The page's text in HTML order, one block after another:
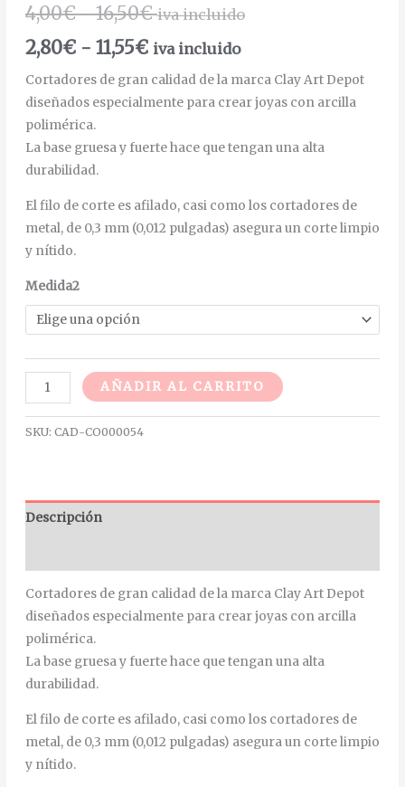
4,00€-16,50€ iva incluido
2,80€ - 11,55€ iva incluido
Cortadores de gran calidad de la marca Clay Art Depot
diseñados especialmente para crear joyas con arcilla
polimérica.
La base gruesa y fuerte hace que tengan una alta
durabilidad.
El filo de corte es afilado, casi como los cortadores de
metal, de 0,3 mm (0,012 pulgadas) asegura un corte limpio
y nítido.
Medida2
AÑADIR AL CARRITO
SKU: CAD-CO000054
Descripción
Cortadores de gran calidad de la marca Clay Art Depot
diseñados especialmente para crear joyas con arcilla
polimérica.
La base gruesa y fuerte hace que tengan una alta
durabilidad.
El filo de corte es afilado, casi como los cortadores de
metal, de 0,3 mm (0,012 pulgadas) asegura un corte limpio
y nítido.